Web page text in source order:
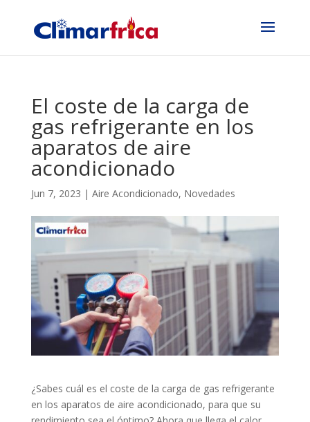
El coste de la carga de
gas refrigerante en los
aparatos de aire
acondicionado
Jun 7, 2023 | Aire Acondicionado, Novedades
¿Sabes cuál es el coste de la carga de gas refrigerante
en los aparatos de aire acondicionado, para que su